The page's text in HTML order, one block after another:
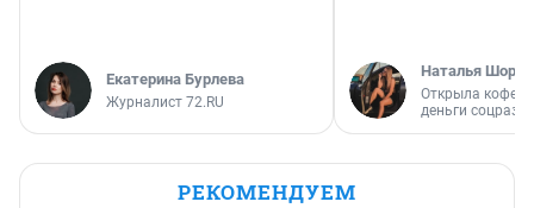
Екатерина Бурлева
Журналист 72.RU
Наталья
Открыла
деньги
РЕКОМЕНДУЕМ